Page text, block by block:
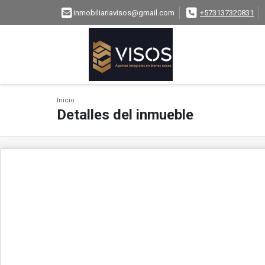
inmobiliariavisos@gmail.com +573137320831
Inicio
Detalles del inmueble